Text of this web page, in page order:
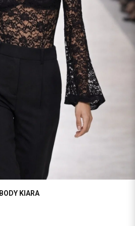
BODY KIARA